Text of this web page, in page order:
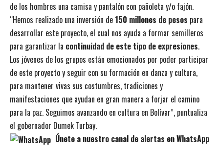
de los hombres una camisa y pantalón con pañoleta y/o fajón.
“Hemos realizado una inversión de 150 millones de pesos para
desarrollar este proyecto, el cual nos ayuda a formar semilleros
para garantizar la continuidad de este tipo de expresiones.
Los jóvenes de los grupos están emocionados por poder participar
de este proyecto y seguir con su formación en danza y cultura,
para mantener vivas sus costumbres, tradiciones y
manifestaciones que ayudan en gran manera a forjar el camino
para la paz. Seguimos avanzando en cultura en Bolívar”, puntualiza
el gobernador Dumek Turbay.
Únete a nuestro canal de alertas en WhatsApp